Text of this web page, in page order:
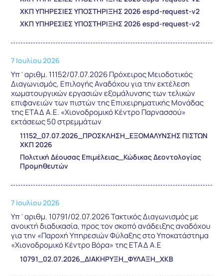
ΧΚΠ ΥΠΗΡΕΣΙΕΣ ΥΠΟΣΤΗΡΙΞΗΣ 2026 espd-request-v2
ΧΚΠ ΥΠΗΡΕΣΙΕΣ ΥΠΟΣΤΗΡΙΞΗΣ 2026 espd-request-v2
7 Ιουλίου 2026
Υπ΄αριθμ. 11152/07.07.2026 Πρόχειρος Μειοδοτικός
Διαγωνισμός, Επιλογής Αναδόχου για την εκτέλεση
χωματουργικών εργασιών εξομάλυνσης των τελικών
επιφανειών των πιστών της Επιχειρηματικής Μονάδας
της ΕΤΑΔ Α.Ε. «Χιονοδρομικό Κέντρο Παρνασσού»
εκτάσεως 50 στρεμμάτων
11152_07.07.2026_ΠΡΟΣΚΛΗΣΗ_ΕΞΟΜΑΛΥΝΣΗΣ ΠΙΣΤΩΝ
ΧΚΠ 2026
Πολιτική Δέουσας Επιμέλειας_Κώδικας Δεοντολογίας
Προμηθευτών
7 Ιουλίου 2026
Υπ΄αριθμ. 10791/02.07.2026 Τακτικός Διαγωνισμός με
ανοικτή διαδικασία, προς τον σκοπό ανάδειξης αναδόχου
για την «Παροχή Υπηρεσιών Φύλαξης στο Υποκατάστημα
«Χιονοδρομικό Κέντρο Βόρα» της ΕΤΑΔ Α.Ε
10791_02.07.2026_ΔΙΑΚΗΡΥΞΗ_ΦΥΛΑΞΗ_ΧΚΒ